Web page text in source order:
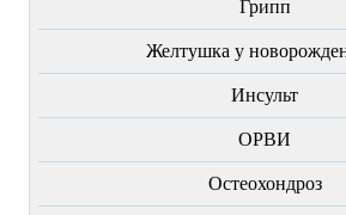
Грипп
Желтушка у
Инсульт
ОРВИ
Остеохондроз